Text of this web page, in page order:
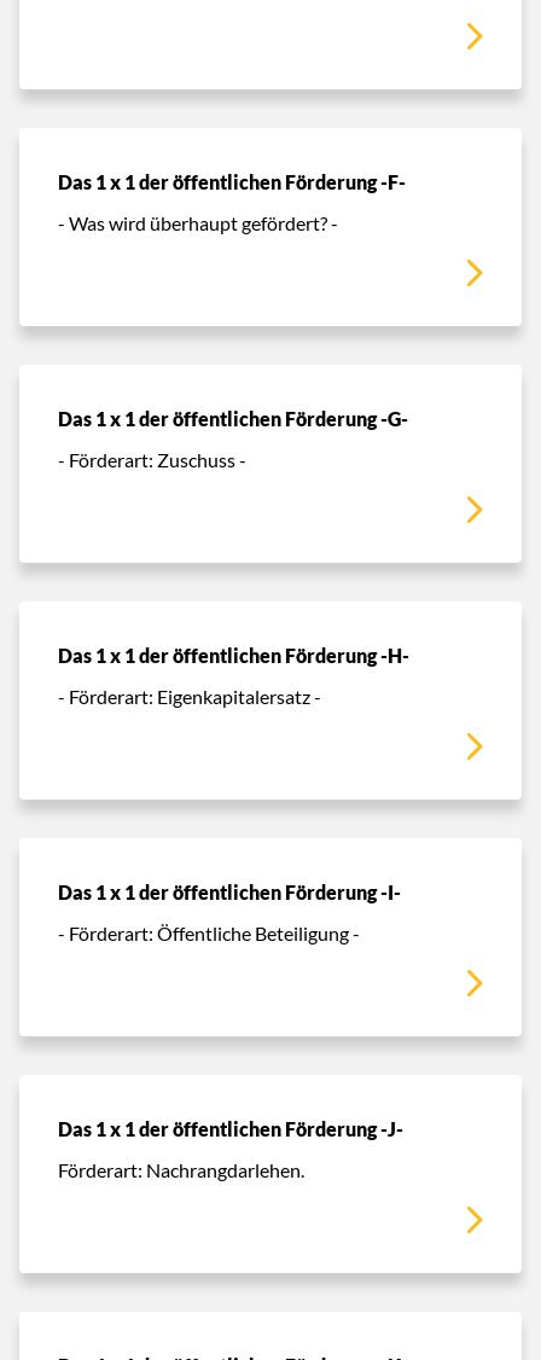
Das 1 x 1 der öffentlichen Förderung -F-
- Was wird überhaupt gefördert? -
Das 1 x 1 der öffentlichen Förderung -G-
- Förderart: Zuschuss -
Das 1 x 1 der öffentlichen Förderung -H-
- Förderart: Eigenkapitalersatz -
Das 1 x 1 der öffentlichen Förderung -I-
- Förderart: Öffentliche Beteiligung -
Das 1 x 1 der öffentlichen Förderung -J-
Förderart: Nachrangdarlehen.